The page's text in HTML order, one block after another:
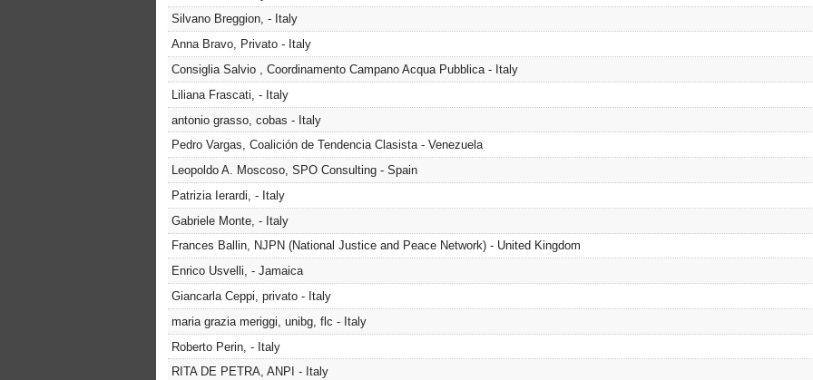
Silvano Breggion, - Italy
Anna Bravo, Privato - Italy
Consiglia Salvio , Coordinamento Campano Acqua Pubblica - Italy
Liliana Frascati, - Italy
antonio grasso, cobas - Italy
Pedro Vargas, Coalición de Tendencia Clasista - Venezuela
Leopoldo A. Moscoso, SPO Consulting - Spain
Patrizia Ierardi, - Italy
Gabriele Monte, - Italy
Frances Ballin, NJPN (National Justice and Peace Network) - United Kingdom
Enrico Usvelli, - Jamaica
Giancarla Ceppi, privato - Italy
maria grazia meriggi, unibg, flc - Italy
Roberto Perin, - Italy
RITA DE PETRA, ANPI - Italy